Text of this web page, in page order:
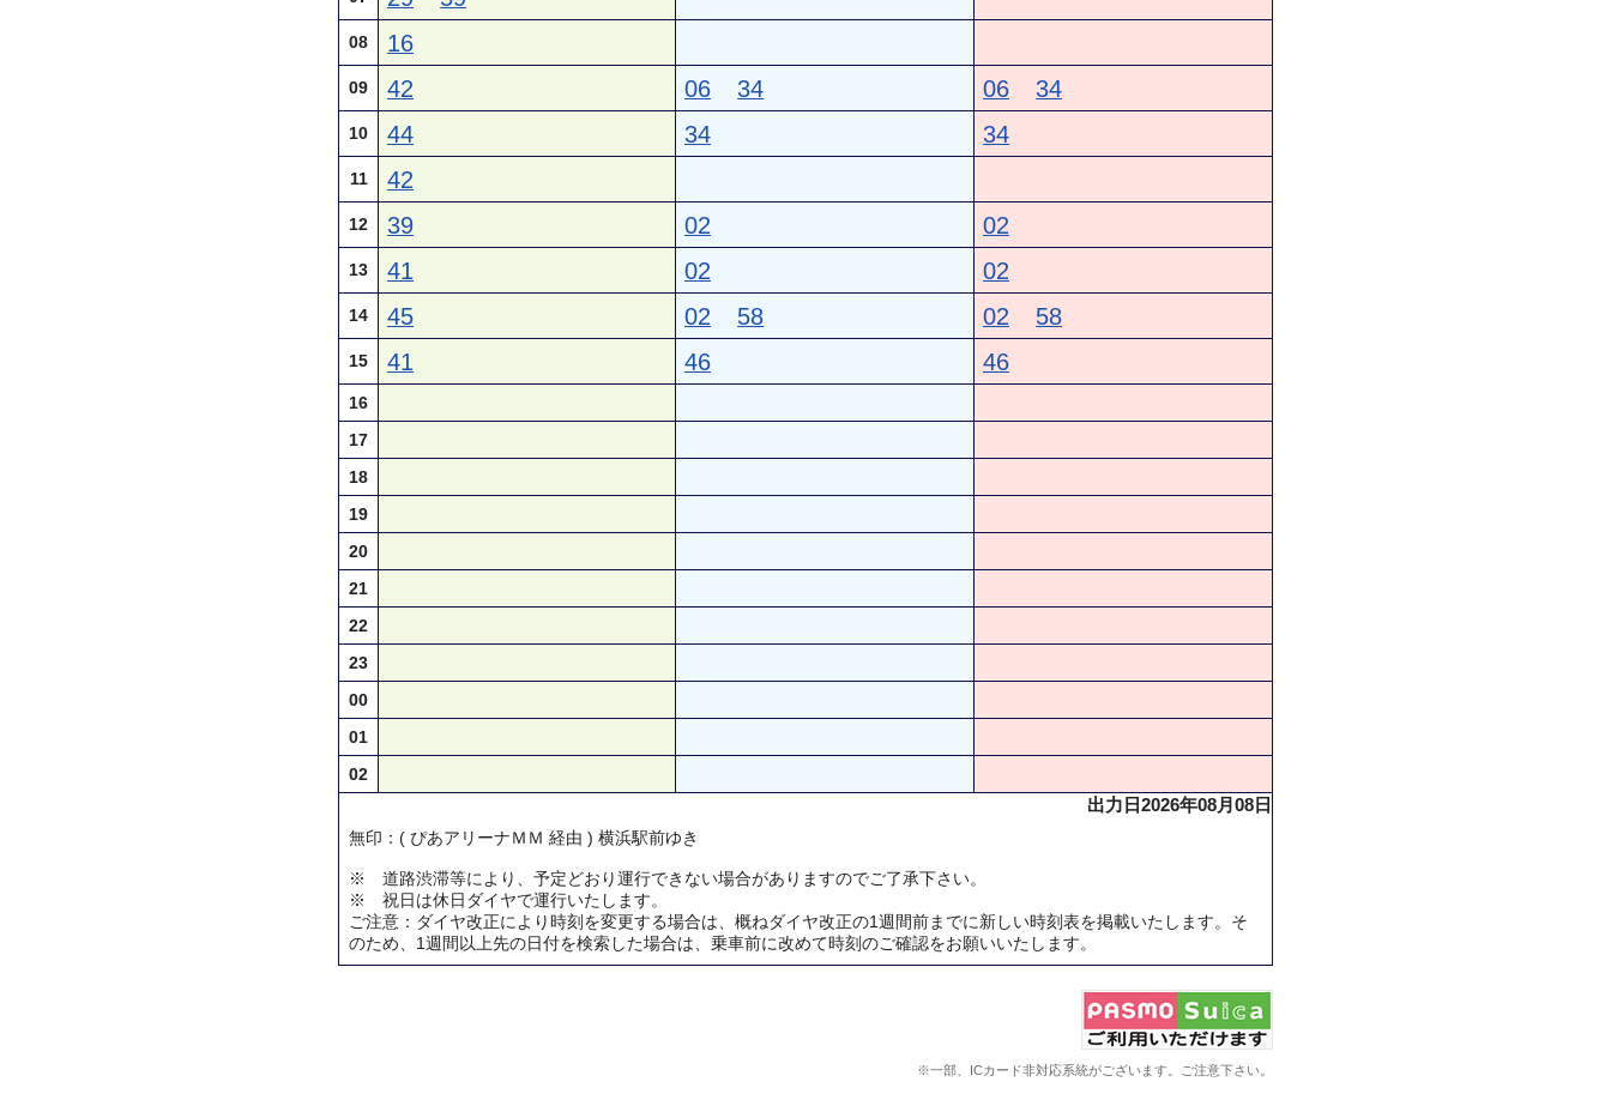
08 16
09 42 06 34 06 34
10 44 34 34
11 42
12 39 02 02
13 41 02 02
14 45 02 58 02 58
15 41 46 46
16
17
18
19
20
21
22
23
00
01
02
出力日2026年08月08日
無印：( ぴあアリーナＭＭ 経由 ) 横浜駅前ゆき
※ 道路渋滞等により、予定どおり運行できない場合がありますのでご了承下さい。
※ 祝日は休日ダイヤで運行いたします。
ご注意：ダイヤ改正により時刻を変更する場合は、概ねダイヤ改正の1週間前までに新しい時刻表を掲載いたします。そ
のため、1週間以上先の日付を検索した場合は、乗車前に改めて時刻のご確認をお願いいたします。
※一部、ICカード非対応系統がございます。ご注意下さい。